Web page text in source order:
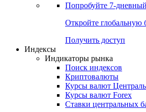
Попробуйте 7-дневный
Откройте глобальную
Получить доступ
Индексы
Индикаторы рынка
Поиск индексов
Криптовалюты
Курсы валют
Курсы валют Forex
Ставки центральных